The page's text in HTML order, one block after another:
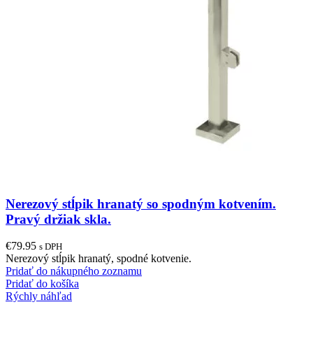
Nerezový stĺpik hranatý so spodným kotvením.
Pravý držiak skla.
€79.95 s DPH
Nerezový stĺpik hranatý, spodné kotvenie.
Pridať do nákupného zoznamu
Pridať do košíka
Rýchly náhľad